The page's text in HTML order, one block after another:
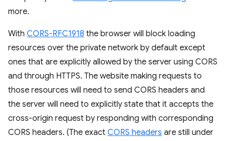
more.
With CORS-RFC1918 the browser will block loading
resources over the private network by default except
ones that are explicitly allowed by the server using CORS
and through HTTPS. The website making requests to
those resources will need to send CORS headers and
the server will need to explicitly state that it accepts the
cross-origin request by responding with corresponding
CORS headers. (The exact CORS headers are still under